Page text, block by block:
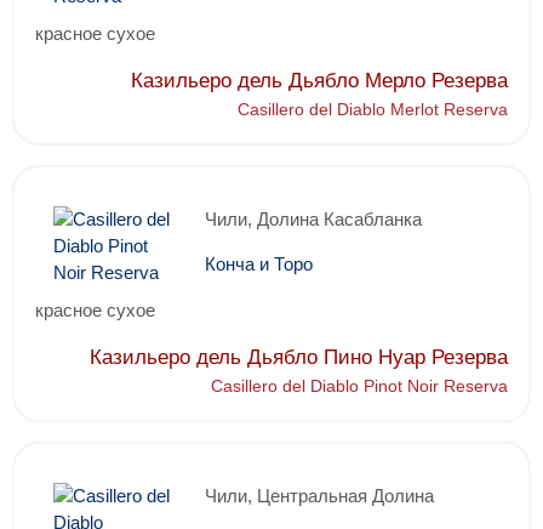
красное сухое
Казильеро дель Дьябло Мерло Резерва
Casillero del Diablo Merlot Reserva
Чили, Долина Касабланка
Конча и Торо
красное сухое
Казильеро дель Дьябло Пино Нуар Резерва
Casillero del Diablo Pinot Noir Reserva
Чили, Центральная Долина